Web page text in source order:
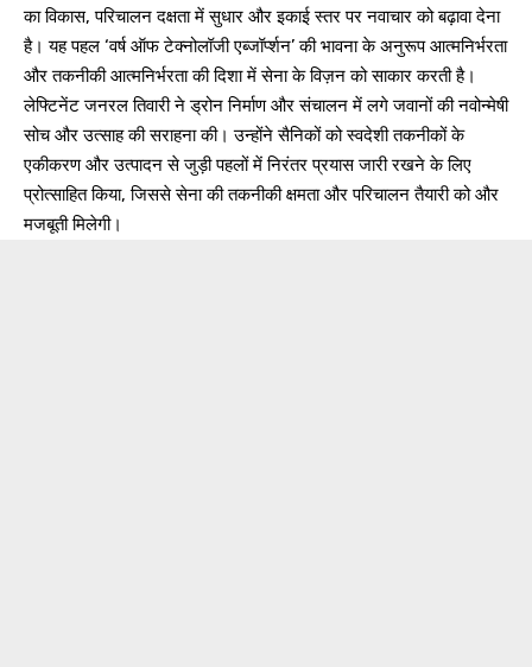
का विकास, परिचालन दक्षता में सुधार और इकाई स्तर पर नवाचार को बढ़ावा देना
है। यह पहल ‘वर्ष ऑफ टेक्नोलॉजी एब्जॉर्प्शन’ की भावना के अनुरूप आत्मनिर्भरता
और तकनीकी आत्मनिर्भरता की दिशा में सेना के विज़न को साकार करती है।
लेफ्टिनेंट जनरल तिवारी ने ड्रोन निर्माण और संचालन में लगे जवानों की नवोन्मेषी
सोच और उत्साह की सराहना की। उन्होंने सैनिकों को स्वदेशी तकनीकों के
एकीकरण और उत्पादन से जुड़ी पहलों में निरंतर प्रयास जारी रखने के लिए
प्रोत्साहित किया, जिससे सेना की तकनीकी क्षमता और परिचालन तैयारी को और
मजबूती मिलेगी।